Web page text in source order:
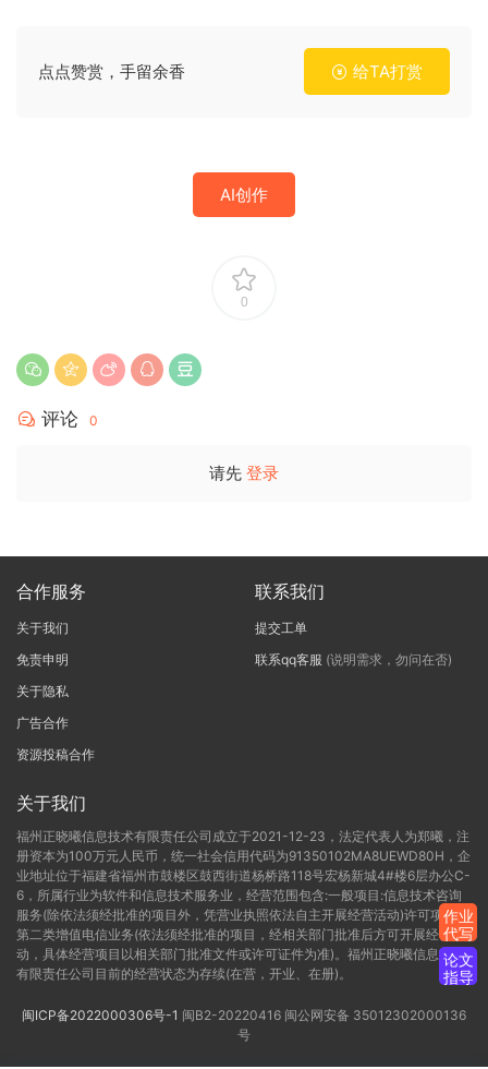
点点赞赏，手留余香 给TA打赏
AI创作
0
评论 0
请先 登录
合作服务
关于我们
免责申明
关于隐私
广告合作
资源投稿合作
联系我们
提交工单
联系qq客服 (说明需求，勿问在否)
关于我们
福州正晓曦信息技术有限责任公司成立于2021-12-23，法定代表人为郑曦，注
册资本为100万元人民币，统一社会信用代码为91350102MA8UEWD80H，企
业地址位于福建省福州市鼓楼区鼓西街道杨桥路118号宏杨新城4#楼6层办公C-
6，所属行业为软件和信息技术服务业，经营范围包含:一般项目:信息技术咨询
服务(除依法须经批准的项目外，凭营业执照依法自主开展经营活动)许可项目:
第二类增值电信业务(依法须经批准的项目，经相关部门批准后方可开展经营活
动，具体经营项目以相关部门批准文件或许可证件为准)。福州正晓曦信息技术
有限责任公司目前的经营状态为存续(在营，开业、在册)。
闽ICP备2022000306号-1 闽B2-20220416 闽公网安备 35012302000136
号
作业
代写
论文
指导